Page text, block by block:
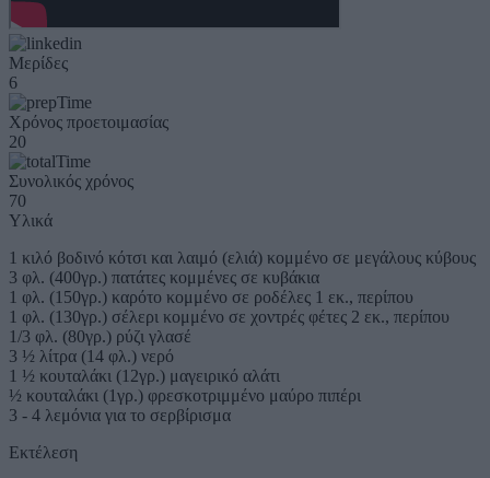
Μερίδες
6
Χρόνος προετοιμασίας
20
Συνολικός χρόνος
70
Υλικά
1 κιλό βοδινό κότσι και λαιμό (ελιά) κομμένο σε μεγάλους κύβους
3 φλ. (400γρ.) πατάτες κομμένες σε κυβάκια
1 φλ. (150γρ.) καρότο κομμένο σε ροδέλες 1 εκ., περίπου
1 φλ. (130γρ.) σέλερι κομμένο σε χοντρές φέτες 2 εκ., περίπου
1/3 φλ. (80γρ.) ρύζι γλασέ
3 ½ λίτρα (14 φλ.) νερό
1 ½ κουταλάκι (12γρ.) μαγειρικό αλάτι
½ κουταλάκι (1γρ.) φρεσκοτριμμένο μαύρο πιπέρι
3 - 4 λεμόνια για το σερβίρισμα
Εκτέλεση